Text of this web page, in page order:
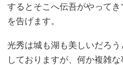
するとそこへ伝吾がやって
を告げます。
光秀は城も湖も美しいだろ
しておりますが、何か複雑な